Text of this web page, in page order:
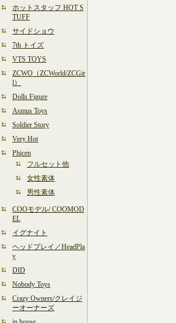
ホットスタッフ HOT S
TUFF
サイドショウ
7th トイズ
VTS TOYS
ZCWO（ZCWorld/ZCGir
l）
Dolls Figure
Asmus Toys
Soldier Story
Very Hot
Phicen
フルセット他
女性素体
男性素体
COOモデル/ COOMOD
EL
イグナイト
ヘッドプレイ／HeadPla
y
DID
Nobody Toys
Crazy Owners/クレイジ
ーオーナーズ